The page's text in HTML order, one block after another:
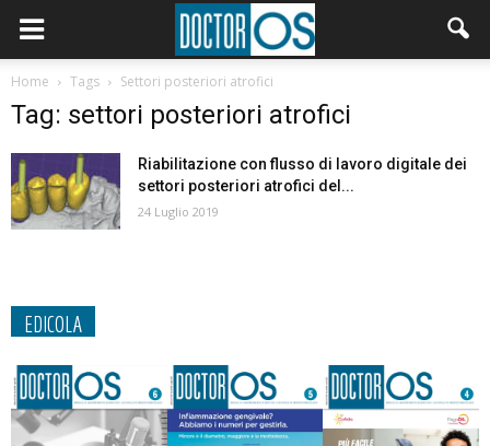
Home Tags Settori posteriori atrofici
Tag: settori posteriori atrofici
Riabilitazione con flusso di lavoro digitale dei
settori posteriori atrofici del...
24 Luglio 2019
EDICOLA